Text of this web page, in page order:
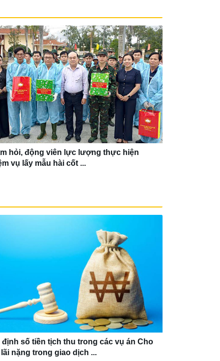
hỏi, động viên lực lượng thực hiện
vụ lấy mẫu hài cốt ...
định số tiền tịch thu trong các vụ án Cho
nặng trong giao dịch ...